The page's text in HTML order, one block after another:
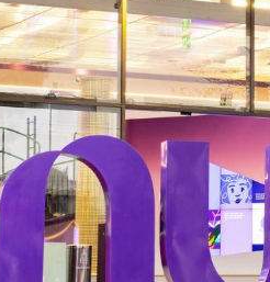
KNRI11
KNCR11
Ver todos
GOLD11
XINA11
Ver